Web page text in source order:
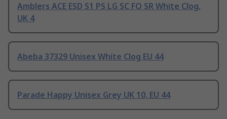
Amblers ACE ESD S1 PS LG SC FO SR White Clog,
UK 4
Abeba 37329 Unisex White Clog EU 44
Parade Happy Unisex Grey UK 10, EU 44